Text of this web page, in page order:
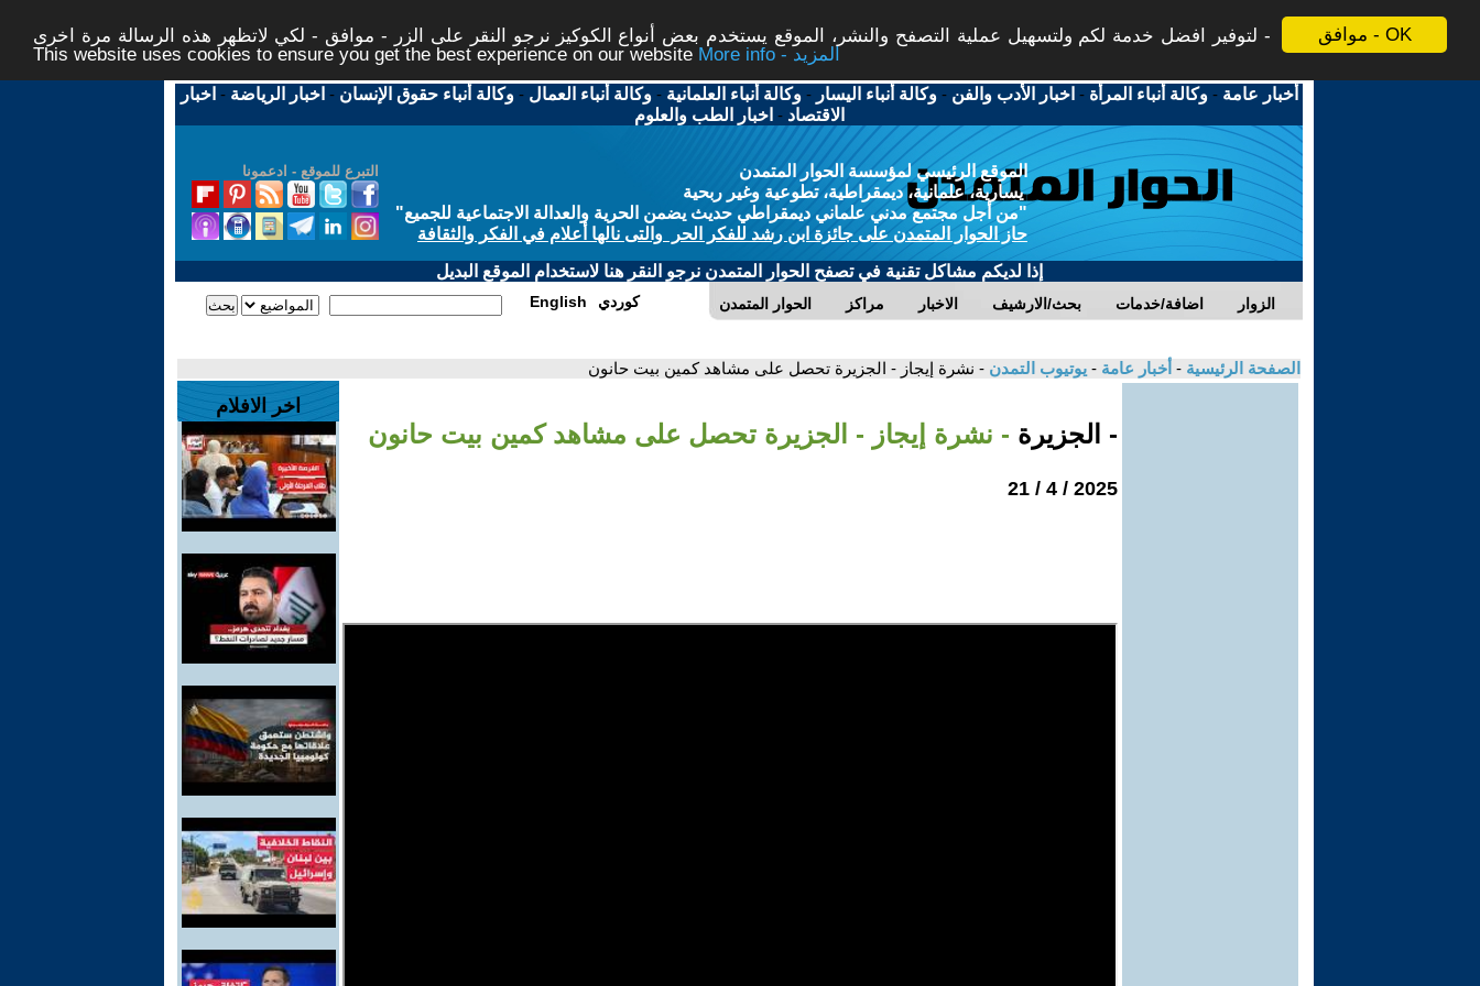
موافق - OK
لتوفير افضل خدمة لكم ولتسهيل عملية التصفح والنشر، الموقع يستخدم بعض أنواع الكوكيز نرجو النقر على الزر - موافق - لكي لاتظهر هذه الرسالة مرة اخرى -
This website uses cookies to ensure you get the best experience on our website
More info - المزيد
أخبار عامة -وكالة أنباء المرأة - اخبار الأدب والفن -وكالة أنباء اليسار -وكالة أنباء العلمانية -وكالة أنباء العمال -وكالة أنباء حقوق الإنسان - اخبار الرياضة - اخبار
الاقتصاد - اخبار الطب والعلوم
التبرع للموقع - ادعمونا
الموقع الرئيسي لمؤسسة الحوار المتمدن
يسارية، علمانية، ديمقراطية، تطوعية وغير ربحية
"من أجل مجتمع مدني علماني ديمقراطي حديث يضمن الحرية والعدالة الاجتماعية للجميع"
حاز الحوار المتمدن على جائزة ابن رشد للفكر الحر والتى نالها أعلام في الفكر والثقافة
إذا لديكم مشاكل تقنية في تصفح الحوار المتمدن نرجو النقر هنا لاستخدام الموقع البديل
الحوار المتمدن مراكز الاخبار بحث/الارشيف اضافة/خدمات الزوار English كوردي
الصفحة الرئيسية - أخبار عامة - يوتيوب التمدن - نشرة إيجاز - الجزيرة تحصل على مشاهد كمين بيت حانون
- الجزيرة - نشرة إيجاز - الجزيرة تحصل على مشاهد كمين بيت حانون
2025 / 4 / 21
اخر الافلام